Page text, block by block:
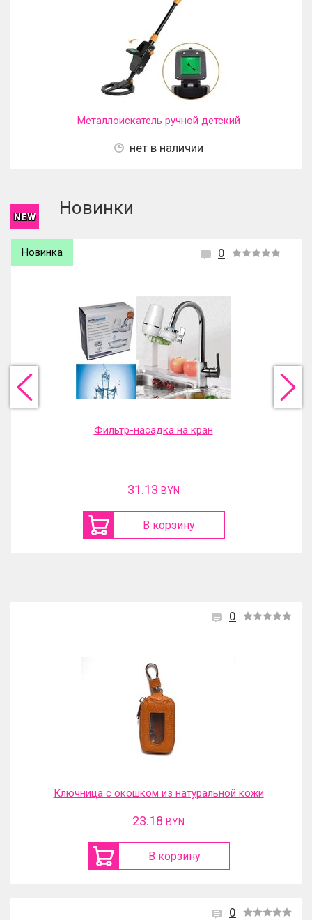
Металлоискатель ручной детский
нет в наличии
Новинки
0
Новинка
Фильтр-насадка на кран
31.13 BYN
В корзину
0
Ключница с окошком из натуральной кожи
23.18 BYN
В корзину
0